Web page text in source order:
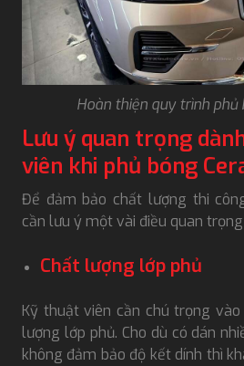
Hoàn thiện quy trình phủ
Lưu ý quan trọng
viên khi phủ bóng
Để đảm bảo chất lượng thi
cần lưu ý một vài điều quan trọng
Chất lượng lớp phủ
Kỹ thuật viên cần chú trọng
lượng lớp phủ. Cho dù có dán
không đảm bảo độ kết dính thì